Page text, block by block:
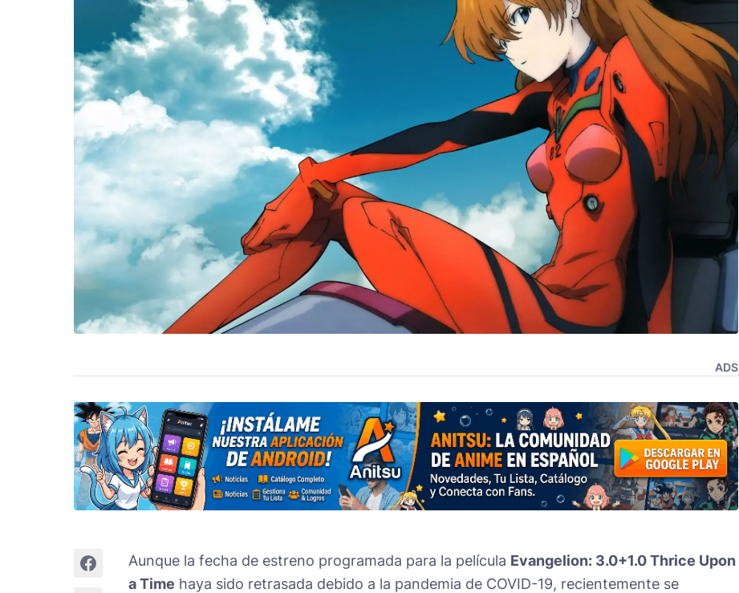
ADS
Aunque la fecha de estreno programada para la película Evangelion: 3.0+1.0 Thrice Upon
a Time haya sido retrasada debido a la pandemia de COVID-19, recientemente se